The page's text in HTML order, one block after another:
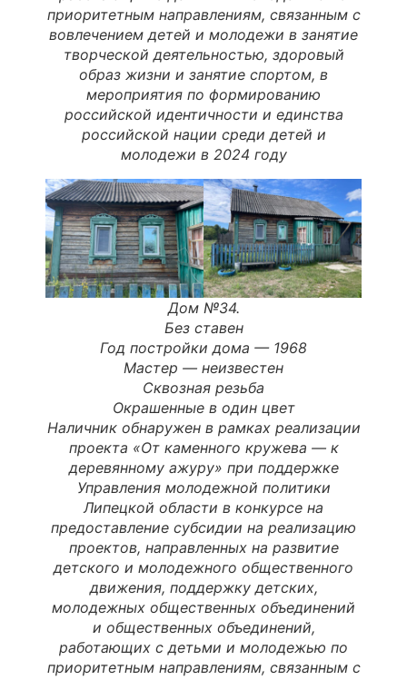
приоритетным направлениям, связанным с
вовлечением детей и молодежи в занятие
творческой деятельностью, здоровый
образ жизни и занятие спортом, в
мероприятия по формированию
российской идентичности и единства
российской нации среди детей и
молодежи в 2024 году
Дом №34.
Без ставен
Год постройки дома — 1968
Мастер — неизвестен
Сквозная резьба
Окрашенные в один цвет
Наличник обнаружен в рамках реализации
проекта «От каменного кружева — к
деревянному ажуру» при поддержке
Управления молодежной политики
Липецкой области в конкурсе на
предоставление субсидии на реализацию
проектов, направленных на развитие
детского и молодежного общественного
движения, поддержку детских,
молодежных общественных объединений
и общественных объединений,
работающих с детьми и молодежью по
приоритетным направлениям, связанным с